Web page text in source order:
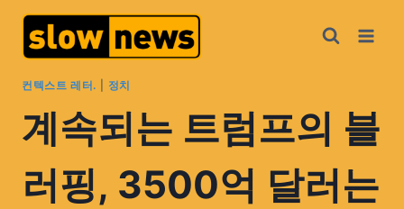
컨텍스트 레터. 정치
계속되는 트럼프의 블
러핑, 3500억 달러는